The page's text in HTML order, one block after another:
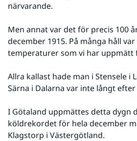
närvarande.
Men annat var det för precis 100
december 1915. På många håll
temperaturer som vi har uppmätt
Allra kallast hade man i Stensele i
Särna i Dalarna var inte långt efter
I Götaland uppmättes detta dygn
köldrekordet för hela december
Klagstorp i Västergötland.